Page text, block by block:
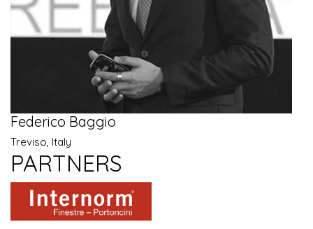
Federico Baggio
Treviso, Italy
PARTNERS